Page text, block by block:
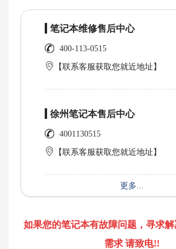
笔记本维修售后中心
400-113-0515
【联系客服获取您就近地址】
徐州笔记本售后中心
4001130515
【联系客服获取您就近地址】
更多...
如果您的笔记本有故障问题，寻求
需求 请致电!!